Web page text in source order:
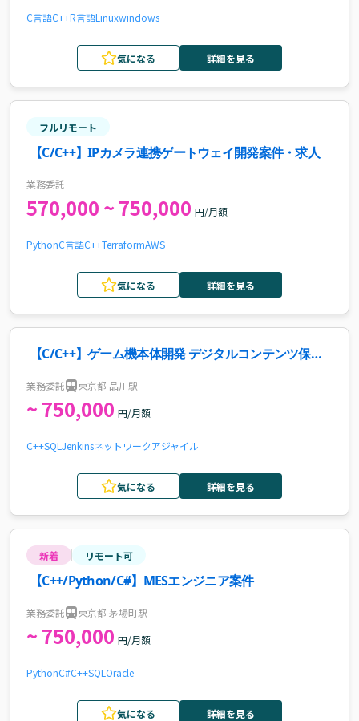
C言語C++R言語Linuxwindows
気になる 詳細を見る
フルリモート
【C/C++】IPカメラ連携ゲートウェイ開発案件・求人
業務委託
570,000 ~ 750,000 円/月額
PythonC言語C++TerraformAWS
気になる 詳細を見る
【C/C++】ゲーム機本体開発 デジタルコンテンツ保護
業務委託 東京都 品川駅
~ 750,000 円/月額
C++SQL Jenkinsネットワークアジャイル
気になる 詳細を見る
新着 リモート可
【C++/Python/C#】MESエンジニア案件
業務委託 東京都 茅場町駅
~ 750,000 円/月額
PythonC#C++SQL Oracle
気になる 詳細を見る